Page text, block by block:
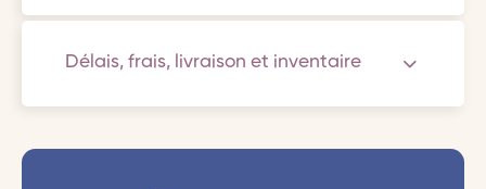
Délais, frais, livraison et inventaire